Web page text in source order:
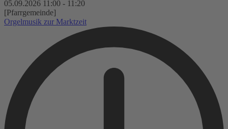
05.09.2026 11:00 - 11:20
[Pfarrgemeinde]
Orgelmusik zur Marktzeit